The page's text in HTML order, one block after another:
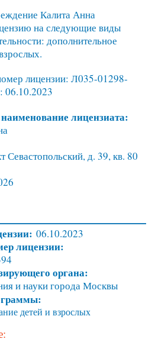
Калита Анна
на следующие виды
дополнительное
лицензии: Л035-01298-
06.10.2023
лицензиата:
Севастопольский, д. 39, кв. 80
06.10.2023
лицензии:
органа:
и науки города Москвы
детей и взрослых